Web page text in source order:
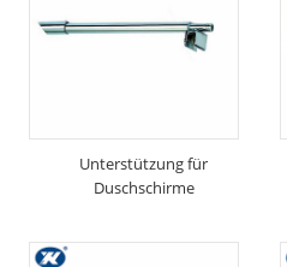
Unterstützung für
Duschschirme